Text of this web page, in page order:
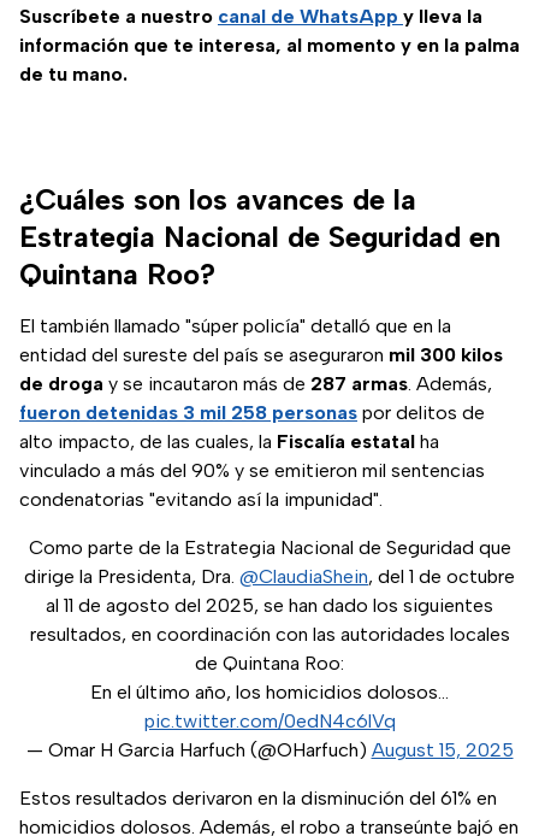
Suscríbete a nuestro canal de WhatsApp y lleva la
información que te interesa, al momento y en la palma
de tu mano.
¿Cuáles son los avances de la
Estrategia Nacional de Seguridad en
Quintana Roo?
El también llamado "súper policía" detalló que en la
entidad del sureste del país se aseguraron mil 300 kilos
de droga y se incautaron más de 287 armas. Además,
fueron detenidas 3 mil 258 personas por delitos de
alto impacto, de las cuales, la Fiscalía estatal ha
vinculado a más del 90% y se emitieron mil sentencias
condenatorias "evitando así la impunidad".
Como parte de la Estrategia Nacional de Seguridad que
dirige la Presidenta, Dra. @ClaudiaShein, del 1 de octubre
al 11 de agosto del 2025, se han dado los siguientes
resultados, en coordinación con las autoridades locales
de Quintana Roo:
En el último año, los homicidios dolosos…
pic.twitter.com/0edN4c6lVq
— Omar H Garcia Harfuch (@OHarfuch) August 15, 2025
Estos resultados derivaron en la disminución del 61% en
homicidios dolosos. Además, el robo a transeúnte bajó en